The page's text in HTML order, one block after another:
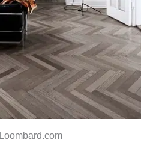
Loombard.com